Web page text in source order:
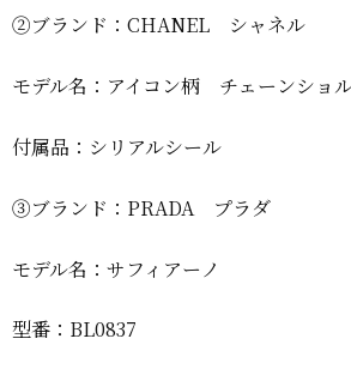
②ブランド：CHANEL シャネル
モデル名：アイコン柄 チェーンショ
付属品：シリアルシール
③ブランド：PRADA プラダ
モデル名：サフィアーノ
型番：BL0837